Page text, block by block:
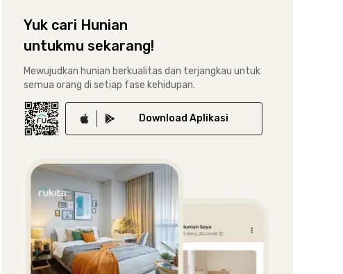
Yuk cari Hunian
untukmu sekarang!
Mewujudkan hunian berkualitas dan terjangkau untuk
semua orang di setiap fase kehidupan.
Download Aplikasi